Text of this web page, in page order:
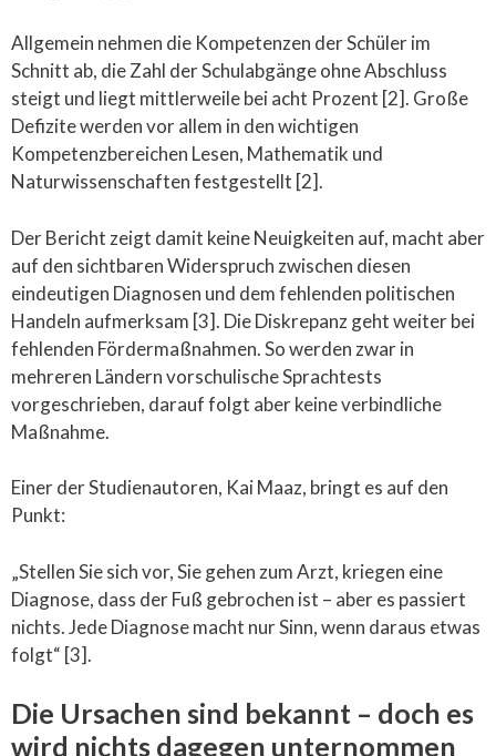
Allgemein nehmen die Kompetenzen der Schüler im
Schnitt ab, die Zahl der Schulabgänge ohne Abschluss
steigt und liegt mittlerweile bei acht Prozent [2]. Große
Defizite werden vor allem in den wichtigen
Kompetenzbereichen Lesen, Mathematik und
Naturwissenschaften festgestellt [2].
Der Bericht zeigt damit keine Neuigkeiten auf, macht aber
auf den sichtbaren Widerspruch zwischen diesen
eindeutigen Diagnosen und dem fehlenden politischen
Handeln aufmerksam [3]. Die Diskrepanz geht weiter bei
fehlenden Fördermaßnahmen. So werden zwar in
mehreren Ländern vorschulische Sprachtests
vorgeschrieben, darauf folgt aber keine verbindliche
Maßnahme.
Einer der Studienautoren, Kai Maaz, bringt es auf den
Punkt:
„Stellen Sie sich vor, Sie gehen zum Arzt, kriegen eine
Diagnose, dass der Fuß gebrochen ist – aber es passiert
nichts. Jede Diagnose macht nur Sinn, wenn daraus etwas
folgt“ [3].
Die Ursachen sind bekannt – doch es
wird nichts dagegen unternommen